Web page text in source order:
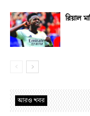
রিয়াল
আরও খবর